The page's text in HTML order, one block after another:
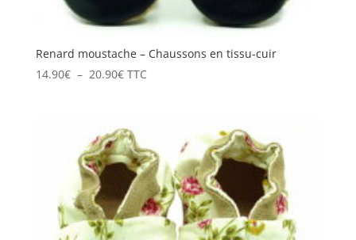
Renard moustache – Chaussons en tissu-cuir
14.90€ – 20.90€Plage
14.90€
à
20.90€
TTC